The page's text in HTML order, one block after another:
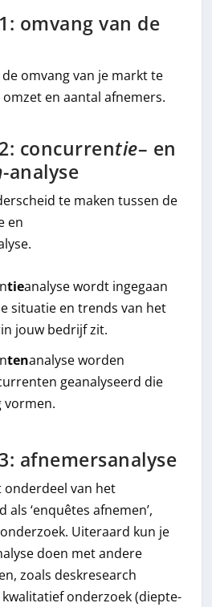
omvang van de
omvang van je markt te
en aantal afnemers.
concurrentie– en
-analyse
te maken tussen de
en
tieanalyse wordt ingegaan
situatie en trends van het
jouw bedrijf zit.
tenanalyse worden
geanalyseerd die
vormen.
afnemersanalyse
onderdeel van het
‘enquêtes afnemen’,
Uiteraard kun je
doen met andere
zoals deskresearch
onderzoek (diepte-